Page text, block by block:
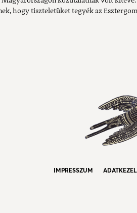
hogy tiszteletüket tegyék az
IMPRESSZUM